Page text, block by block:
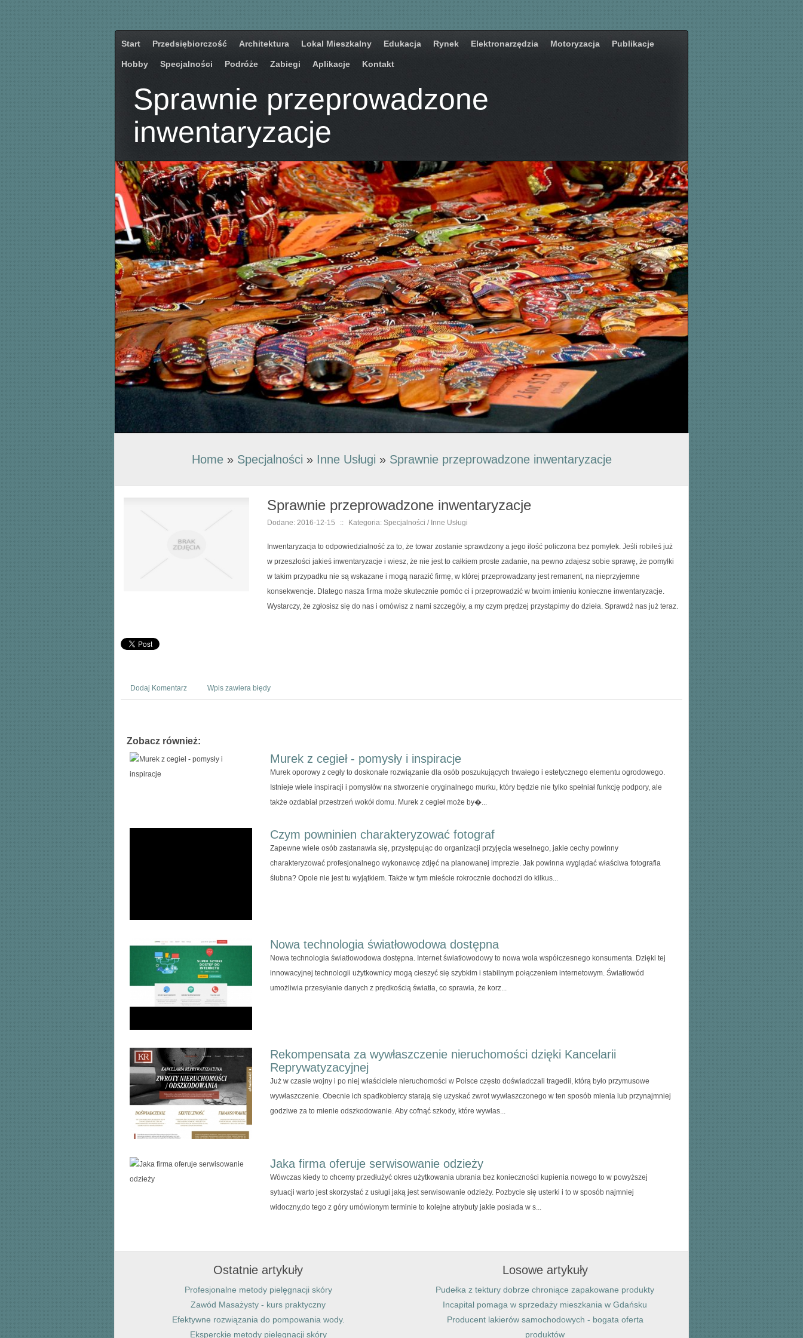
Start Przedsiębiorczość Architektura Lokal Mieszkalny Edukacja Rynek Elektronarzędzia Motoryzacja Publikacje
Hobby Specjalności Podróże Zabiegi Aplikacje Kontakt
Sprawnie przeprowadzone
inwentaryzacje
Home» Specjalności » Inne Usługi » Sprawnie przeprowadzone inwentaryzacje
Sprawnie przeprowadzone inwentaryzacje
Dodane: 2016-12-15 :: Kategoria: Specjalności / Inne Usługi
Inwentaryzacja to odpowiedzialność za to, że towar zostanie sprawdzony a jego ilość policzona bez pomyłek. Jeśli robiłeś już
w przeszłości jakieś inwentaryzacje i wiesz, że nie jest to całkiem proste zadanie, na pewno zdajesz sobie sprawę, że pomyłki
w takim przypadku nie są wskazane i mogą narazić firmę, w której przeprowadzany jest remanent, na nieprzyjemne
konsekwencje. Dlatego nasza firma może skutecznie pomóc ci i przeprowadzić w twoim imieniu konieczne inwentaryzacje.
Wystarczy, że zgłosisz się do nas i omówisz z nami szczegóły, a my czym prędzej przystąpimy do dzieła. Sprawdź nas już teraz.
Dodaj Komentarz Wpis zawiera błędy
Zobacz również:
Murek z cegieł - pomysły i inspiracje
Murek oporowy z cegły to doskonałe rozwiązanie dla osób poszukujących trwałego i estetycznego elementu ogrodowego.
Istnieje wiele inspiracji i pomysłów na stworzenie oryginalnego murku, który będzie nie tylko spełniał funkcję podpory, ale
także ozdabiał przestrzeń wokół domu. Murek z cegieł może by�...
Czym powninien charakteryzować fotograf
Zapewne wiele osób zastanawia się, przystępując do organizacji przyjęcia weselnego, jakie cechy powinny
charakteryzować profesjonalnego wykonawcę zdjęć na planowanej imprezie. Jak powinna wyglądać właściwa fotografia
ślubna? Opole nie jest tu wyjątkiem. Także w tym mieście rokrocznie dochodzi do kilkus...
Nowa technologia światłowodowa dostępna
Nowa technologia światłowodowa dostępna. Internet światłowodowy to nowa wola współczesnego konsumenta. Dzięki tej
innowacyjnej technologii użytkownicy mogą cieszyć się szybkim i stabilnym połączeniem internetowym. Światłowód
umożliwia przesyłanie danych z prędkością światła, co sprawia, że korz...
Rekompensata za wywłaszczenie nieruchomości dzięki Kancelarii
Reprywatyzacyjnej
Już w czasie wojny i po niej właściciele nieruchomości w Polsce często doświadczali tragedii, którą było przymusowe
wywłaszczenie. Obecnie ich spadkobiercy starają się uzyskać zwrot wywłaszczonego w ten sposób mienia lub przynajmniej
godziwe za to mienie odszkodowanie. Aby cofnąć szkody, które wywłas...
Jaka firma oferuje serwisowanie odzieży
Wówczas kiedy to chcemy przedłużyć okres użytkowania ubrania bez konieczności kupienia nowego to w powyższej
sytuacji warto jest skorzystać z usługi jaką jest serwisowanie odzieży. Pozbycie się usterki i to w sposób najmniej
widoczny,do tego z góry umówionym terminie to kolejne atrybuty jakie posiada w s...
Ostatnie artykuły
Profesjonalne metody pielęgnacji skóry
Zawód Masażysty - kurs praktyczny
Efektywne rozwiązania do pompowania wody.
Eksperckie metody pielęgnacji skóry
Losowe artykuły
Pudełka z tektury dobrze chroniące zapakowane produkty
Incapital pomaga w sprzedaży mieszkania w Gdańsku
Producent lakierów samochodowych - bogata oferta
produktów